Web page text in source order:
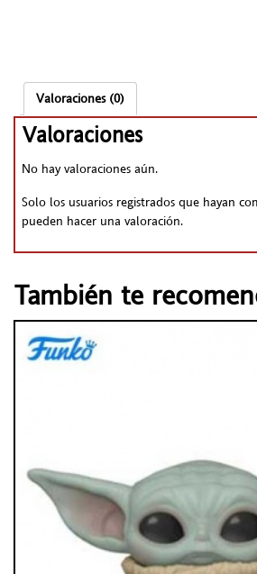
Valoraciones (0)
Valoraciones
No hay valoraciones aún.
Solo los usuarios registrados que hayan
pueden hacer una valoración.
También te